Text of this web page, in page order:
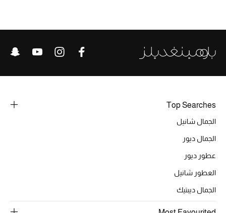
عرض جميع المنتجات
خصومات
الموسم الجديد
حصريًا عبر الإنترنت
جميع إصدارتنا النسائية
Top Searches
الجمال شانيل
الجمال ديور
عطور ديور
العطور شانيل
الجمال ديبتيك